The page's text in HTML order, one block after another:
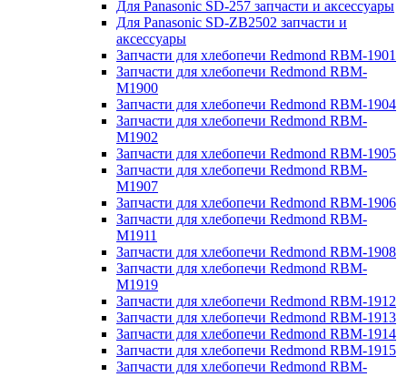
Для Panasonic SD-257 запчасти и аксессуары
Для Panasonic SD-ZB2502 запчасти и
аксессуары
Запчасти для хлебопечи Redmond RBM-1901
Запчасти для хлебопечи Redmond RBM-
M1900
Запчасти для хлебопечи Redmond RBM-1904
Запчасти для хлебопечи Redmond RBM-
M1902
Запчасти для хлебопечи Redmond RBM-1905
Запчасти для хлебопечи Redmond RBM-
M1907
Запчасти для хлебопечи Redmond RBM-1906
Запчасти для хлебопечи Redmond RBM-
M1911
Запчасти для хлебопечи Redmond RBM-1908
Запчасти для хлебопечи Redmond RBM-
M1919
Запчасти для хлебопечи Redmond RBM-1912
Запчасти для хлебопечи Redmond RBM-1913
Запчасти для хлебопечи Redmond RBM-1914
Запчасти для хлебопечи Redmond RBM-1915
Запчасти для хлебопечи Redmond RBM-